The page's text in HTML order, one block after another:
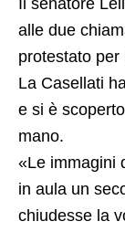
alle due
protestato per
La Casellati
e si è
mano.
«Le immagini
in aula un
chiudesse la